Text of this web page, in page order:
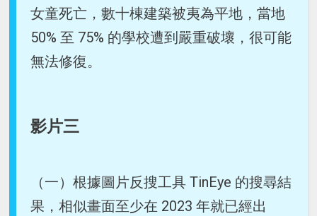
女童死亡，數十棟建築被夷為平地，當地
50% 至 75% 的學校遭到嚴重破壞，很可能
無法修復。
影片三
（一）根據圖片反搜工具 TinEye 的搜尋結
果，相似畫面至少在 2023 年就已經出